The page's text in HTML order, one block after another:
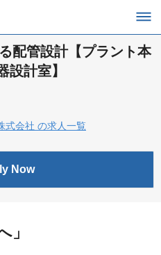
配管設計【プラント本
計室】
式会社 の求人一覧
Now
」